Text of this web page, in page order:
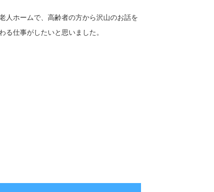
人ホームで、高齢者の方から沢山のお話を
る仕事がしたいと思いました。